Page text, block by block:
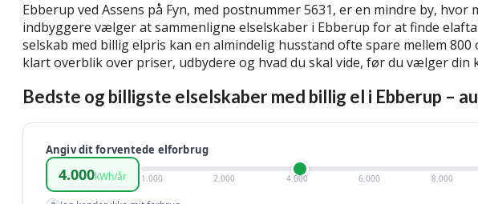
Ebberup ved Assens på Fyn, med postnummer 5631, er en mindre by,
indbyggere vælger at sammenligne elselskaber i Ebberup for at finde
selskab med billig elpris kan en almindelig husstand ofte spare mellem
klart overblik over priser, udbydere og hvad du skal vide, før du vælger din
Bedste og billigste elselskaber med billig el i Ebberup –
Angiv dit forventede elforbrug
4.000kWh/år 1.000 2.000 4.000 6.000 8.000